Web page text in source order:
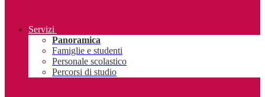
Servizi
Panoramica
Famiglie e studenti
Personale scolastico
Percorsi di studio